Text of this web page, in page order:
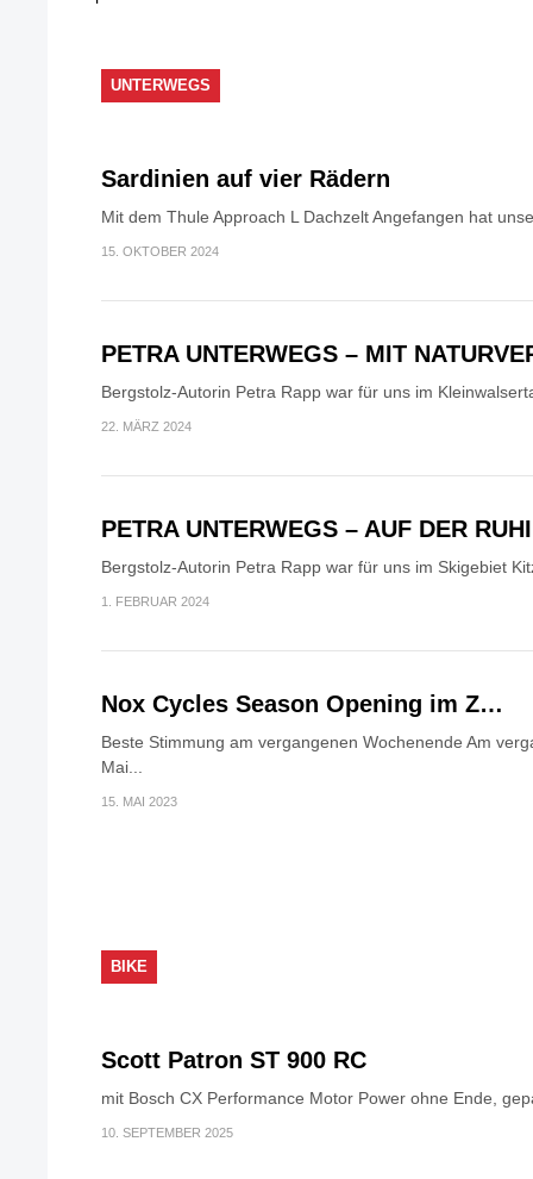
UNTERWEGS
Sardinien auf vier Rädern
Mit dem Thule Approach L Dachzelt Angefangen hat
15. OKTOBER 2024
PETRA UNTERWEGS – MIT
Bergstolz-Autorin Petra Rapp war für uns im
22. MÄRZ 2024
PETRA UNTERWEGS – AUF DER
Bergstolz-Autorin Petra Rapp war für uns im Skigebiet
1. FEBRUAR 2024
Nox Cycles Season Opening im Z…
Beste Stimmung am vergangenen Wochenende Am
Mai...
15. MAI 2023
BIKE
Scott Patron ST 900 RC
mit Bosch CX Performance Motor Power ohne Ende,
10. SEPTEMBER 2025